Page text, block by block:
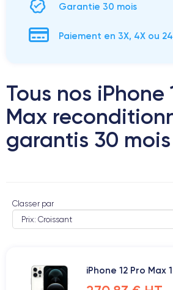
Garantie 30 mois
Paiement en 3X, 4X ou
Tous nos iPhone
Max
garantis 30 mois
Classer par
iPhone 12 Pro Max